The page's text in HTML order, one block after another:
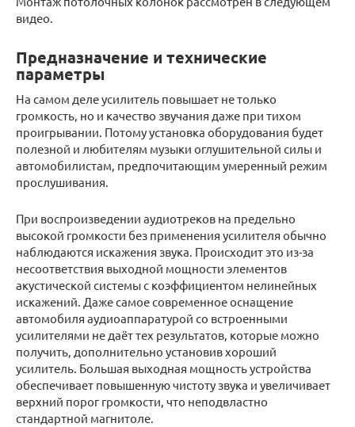
видео.
Предназначение и технические
параметры
На самом деле усилитель повышает не только
громкость, но и качество звучания даже при тихом
проигрывании. Потому установка оборудования будет
полезной и любителям музыки оглушительной силы и
автомобилистам, предпочитающим умеренный режим
прослушивания.
При воспроизведении аудиотреков на предельно
высокой громкости без применения усилителя обычно
наблюдаются искажения звука. Происходит это из-за
несоответствия выходной мощности элементов
акустической системы с коэффициентом нелинейных
искажений. Даже самое современное оснащение
автомобиля аудиоаппаратурой со встроенными
усилителями не даёт тех результатов, которые можно
получить, дополнительно установив хороший
усилитель. Большая выходная мощность устройства
обеспечивает повышенную чистоту звука и увеличивает
верхний порог громкости, что неподвластно
стандартной магнитоле.